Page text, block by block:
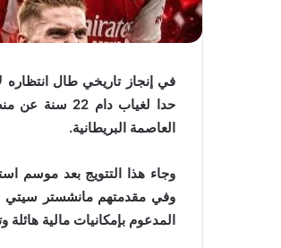
في إنجاز تاريخي طال انتظاره
حدا لغياب
العاصمة البريطانية.
وجاء هذا التتويج بعد موسم
وفي مقدمتهم مانشستر سيتي
المدعوم بإمكانيات مالية